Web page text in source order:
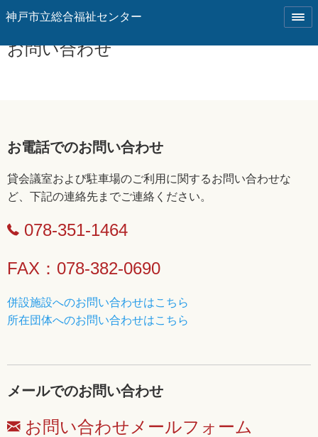
神戸市立総合福祉センター
お問い合わせ
お電話でのお問い合わせ
貸会議室および駐車場のご利用に関するお問い合わせな
ど、下記の連絡先までご連絡ください。
078-351-1464
FAX：078-382-0690
併設施設へのお問い合わせはこちら
所在団体へのお問い合わせはこちら
メールでのお問い合わせ
お問い合わせメールフォーム